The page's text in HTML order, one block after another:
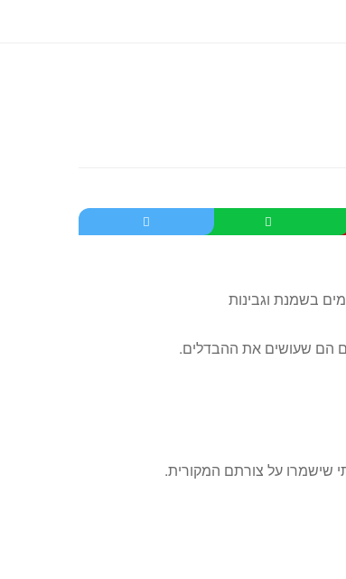
הם שעושים את ההבדלים.
שישמרו על צורתם המקורית.